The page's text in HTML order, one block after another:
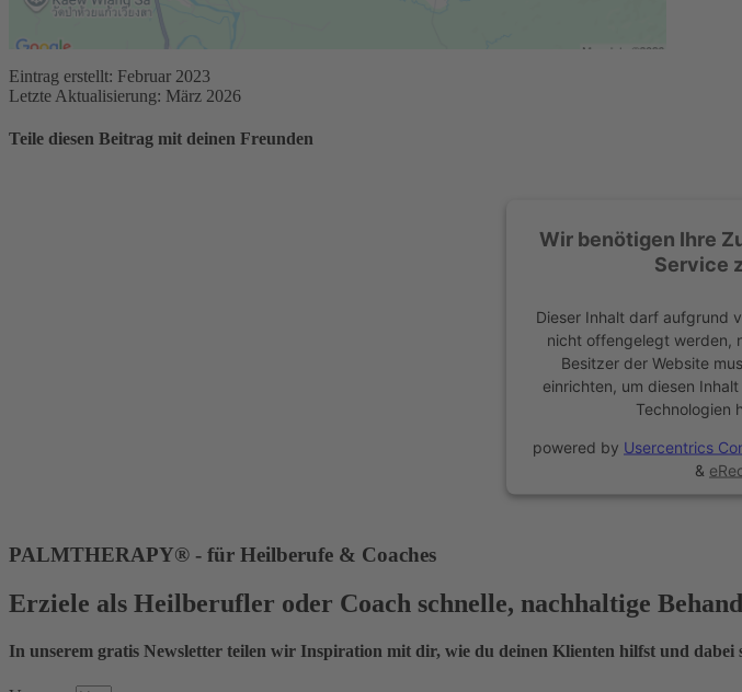
Eintrag erstellt: Februar 2023
Letzte Aktualisierung: März 2026
Teile diesen Beitrag mit deinen Freunden
Wir benötigen Ihre
Service
Dieser Inhalt darf aufgrund
nicht offengelegt werden,
Besitzer der Website
einrichten, um diesen
Technologien
powered by Usercentrics
&
PALMTHERAPY® - für Heilberufe & Coaches
Erziele als Heilberufler oder Coach schnelle, nachhaltige
In unserem gratis Newsletter teilen wir Inspiration mit dir, wie du deinen Klienten hilfst und